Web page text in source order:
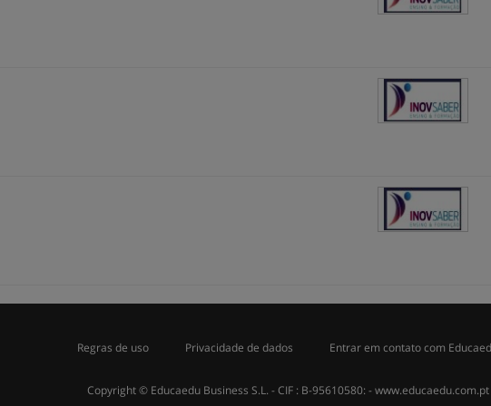
Regras de uso Privacidade de dados Entrar em contato com
Copyright © Educaedu Business S.L. - CIF : B-95610580: - www.educaedu.com.pt